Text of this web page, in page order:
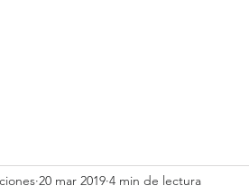
20 mar 2019 4 min de lectura